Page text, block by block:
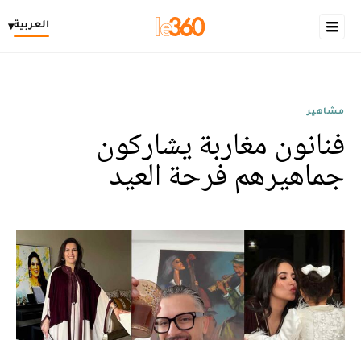
العربية▾
مشاهير
فنانون مغاربة يشاركون
جماهيرهم فرحة العيد